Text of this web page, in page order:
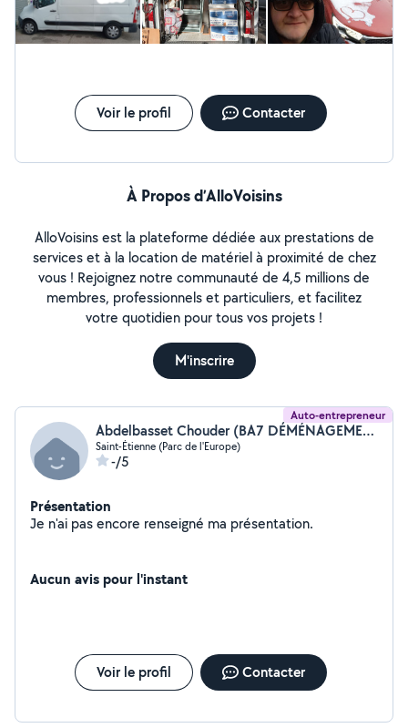
Voir le profil Contacter
À Propos d’AlloVoisins
AlloVoisins est la plateforme dédiée aux prestations de
services et à la location de matériel à proximité de chez
vous ! Rejoignez notre communauté de 4,5 millions de
membres, professionnels et particuliers, et facilitez
votre quotidien pour tous vos projets !
M'inscrire
Auto-entrepreneur
Abdelbasset Chouder (BA7 DÉMÉNAGEMENT)
Saint-Étienne (Parc de l'Europe)
-/5
Présentation
Je n'ai pas encore renseigné ma présentation.
Aucun avis pour l'instant
Voir le profil Contacter